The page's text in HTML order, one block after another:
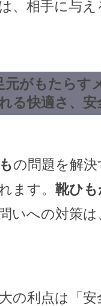
、相手に与
元がもたら
る快適さ、
の問題を解
ます。 靴ひ
いへの対策
の利点は「